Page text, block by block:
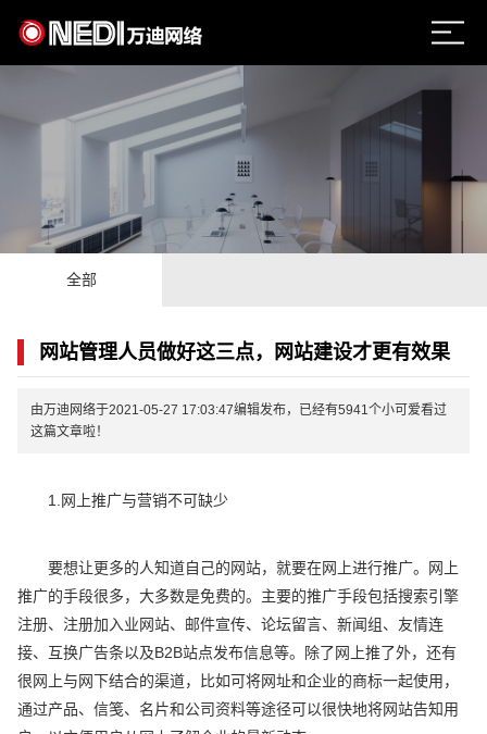
全部
网站管理人员做好这三点，网站建设才更有效果
由万迪网络于2021-05-27 17:03:47编辑发布，已经有5941个小可爱看过
这篇文章啦！
1.网上推广与营销不可缺少
要想让更多的人知道自己的网站，就要在网上进行推广。网上
推广的手段很多，大多数是免费的。主要的推广手段包括搜索引擎
注册、注册加入业网站、邮件宣传、论坛留言、新闻组、友情连
接、互换广告条以及B2B站点发布信息等。除了网上推了外，还有
很网上与网下结合的渠道，比如可将网址和企业的商标一起使用，
通过产品、信笺、名片和公司资料等途径可以很快地将网站告知用